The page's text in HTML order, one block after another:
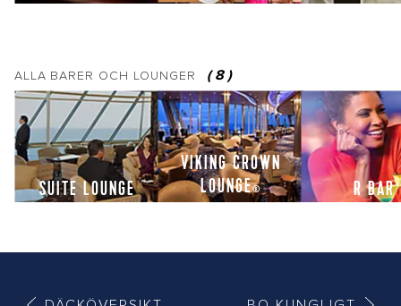
ALLA BARER OCH LOUNGER (8)
SUITE LOUNGE
VIKING CROWN
LOUNGE® R BAR